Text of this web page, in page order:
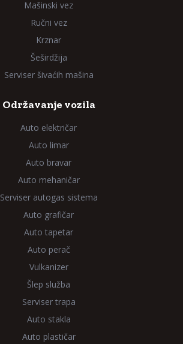
Mašinski vez
Ručni vez
Krznar
Šeširdžija
Serviser šivaćih mašina
Održavanje vozila
Auto električar
Auto limar
Auto bravar
Auto mehaničar
Serviser autogas sistema
Auto grafičar
Auto tapetar
Auto perač
Vulkanizer
Šlep služba
Serviser trapa
Auto stakla
Auto plastičar